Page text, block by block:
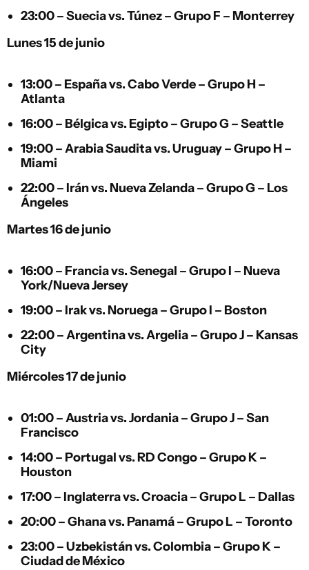
23:00 –Sueciavs.Túnez– Grupo F – Monterrey
Lunes 15 de junio
13:00 – Españavs.Cabo Verde– Grupo H –
Atlanta
16:00 – Bélgicavs. Egipto– Grupo G – Seattle
19:00 –Arabia Sauditavs.Uruguay– Grupo H –
Miami
22:00 – Iránvs. Nueva Zelanda– Grupo G – Los
Ángeles
Martes 16 de junio
16:00 – Franciavs.Senegal – Grupo I – Nueva
York/Nueva Jersey
19:00 – Irakvs. Noruega– Grupo I – Boston
22:00 –Argentinavs.Argelia– Grupo J – Kansas
City
Miércoles 17 de junio
01:00 –Austriavs.Jordania– Grupo J – San
Francisco
14:00 – Portugalvs.RD Congo– Grupo K –
Houston
17:00 – Inglaterravs.Croacia– Grupo L – Dallas
20:00 –Ghanavs. Panamá– Grupo L – Toronto
23:00 –Uzbekistánvs.Colombia– Grupo K –
Ciudad de México